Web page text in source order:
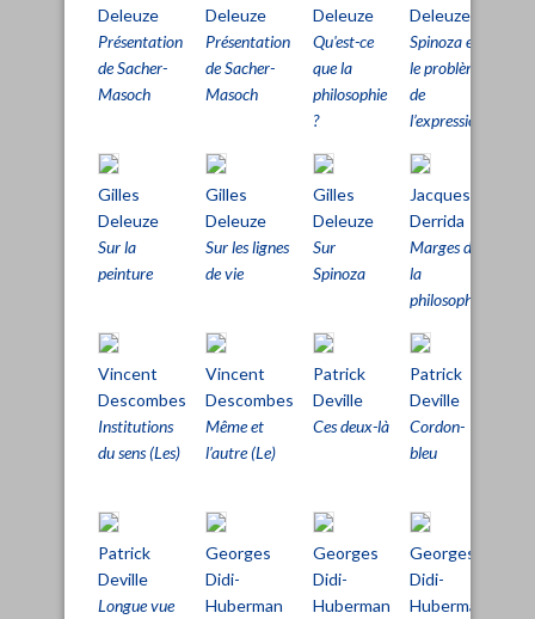
Deleuze
Présentation
de Sacher-
Masoch
Deleuze
Présentation
de Sacher-
Masoch
Deleuze
Qu'est-ce
que la
philosophie
?
Deleuze
Spinoza et
le problème
de
l’expression
Gilles
Deleuze
Sur la
peinture
Gilles
Deleuze
Sur les lignes
de vie
Gilles
Deleuze
Sur
Spinoza
Jacques
Derrida
Marges de
la
philosophie
Vincent
Descombes
Institutions
du sens (Les)
Vincent
Descombes
Même et
l’autre (Le)
Patrick
Deville
Ces deux-là
Patrick
Deville
Cordon-
bleu
Patrick
Deville
Longue vue
Georges
Didi-
Huberman
Georges
Didi-
Huberman
Georges
Didi-
Huberman